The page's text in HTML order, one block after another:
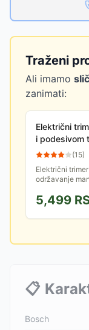
Traženi
Ali imamo
zanimati:
Električni
i podesivom
500W
(15)
Električni
održavanje
košenja iznosi
5,499
📋
Bosch